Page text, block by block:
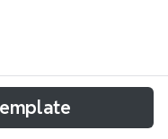
satış
iş yeri